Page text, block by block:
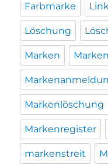
Farbmarke
Löschung
Marken
Markenlöschung
Markenregister
markenstreit